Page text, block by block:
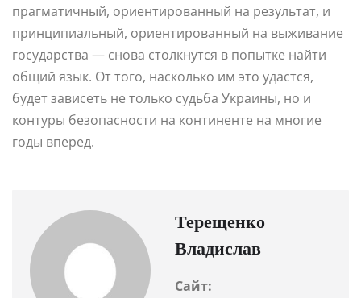
прагматичный, ориентированный на результат, и
принципиальный, ориентированный на выживание
государства — снова столкнутся в попытке найти
общий язык. От того, насколько им это удастся,
будет зависеть не только судьба Украины, но и
контуры безопасности на континенте на многие
годы вперед.
Терещенко
Владислав
Сайт: